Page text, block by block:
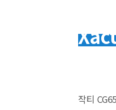
작티